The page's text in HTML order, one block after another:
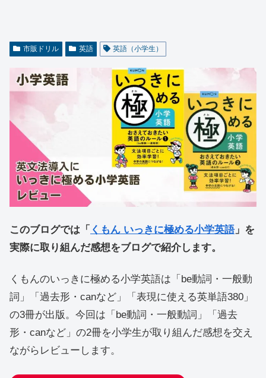
市販ドリル 英語 英語（小学生）
このブログでは「 くもん いっきに極める小学英語」を
実際に取り組んだ感想をブログで紹介します。
くもんのいっきに極める小学英語は「be動詞・一般動
詞」「過去形・canなど」「表現に使える英単語380」
の3冊が出版。今回は「be動詞・一般動詞」「過去
形・canなど」の2冊を小学生が取り組んだ感想を交え
ながらレビューします。